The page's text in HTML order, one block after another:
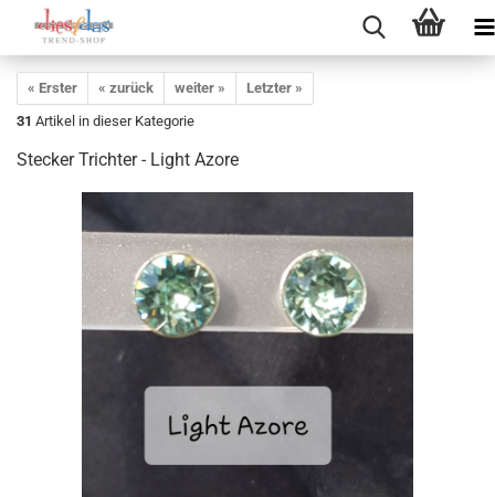
« Erster « zurück weiter »
Letzter »
31 Artikel in dieser Kategorie
Stecker Trichter - Light Azore